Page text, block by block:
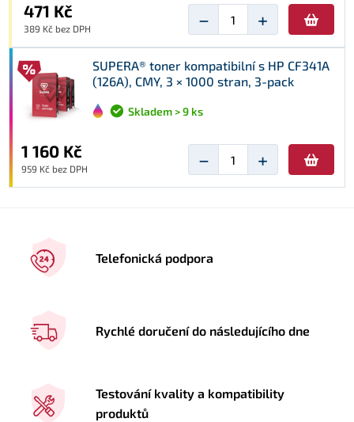
471 Kč
389 Kč bez DPH − +
SUPERA® toner kompatibilní s HP CF341A
(126A), CMY, 3 × 1000 stran, 3-pack
Skladem > 9 ks
1 160 Kč
959 Kč bez DPH − +
Telefonická podpora
Rychlé doručení do následujícího dne
Testování kvality a kompatibility
produktů